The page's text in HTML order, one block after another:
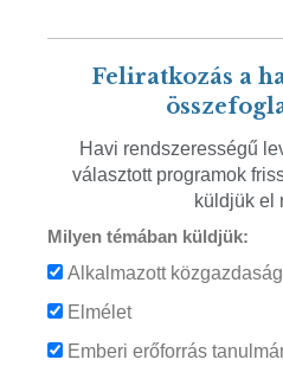
Feliratkozás a
Havi rendszerességű
választott programok
küldjük el
Milyen témában küldjük:
Alkalmazott
Elmélet
Emberi erőforrás